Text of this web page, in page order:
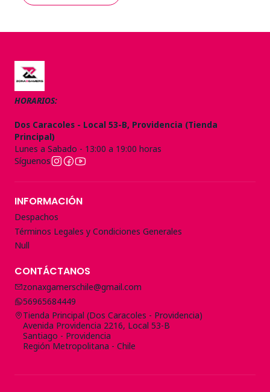
HORARIOS:
Dos Caracoles - Local 53-B, Providencia (Tienda
Principal)
Lunes a Sabado - 13:00 a 19:00 horas
Síguenos
INFORMACIÓN
Despachos
Términos Legales y Condiciones Generales
Null
CONTÁCTANOS
zonaxgamerschile@gmail.com
56965684449
Tienda Principal (Dos Caracoles - Providencia)
Avenida Providencia 2216, Local 53-B
Santiago - Providencia
Región Metropolitana - Chile